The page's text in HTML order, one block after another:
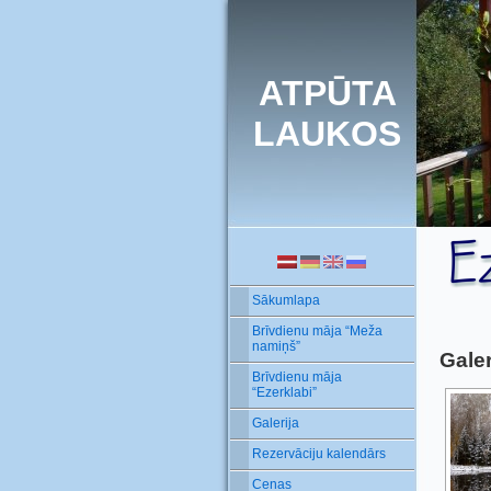
ATPŪTA
LAUKOS
Sākumlapa
Brīvdienu māja “Meža
namiņš”
Brīvdienu māja
“Ezerklabi”
Galerija
Rezervāciju kalendārs
Cenas